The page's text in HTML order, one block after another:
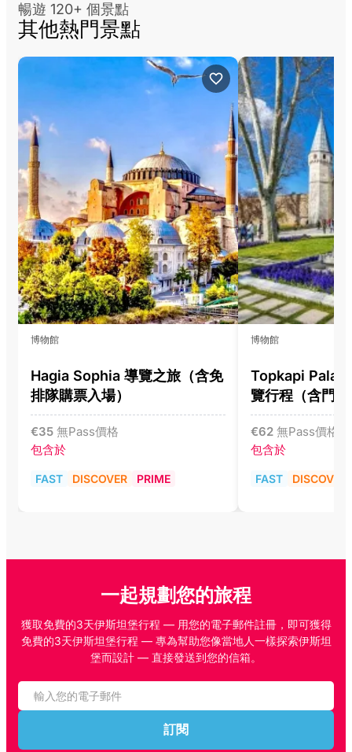
暢遊 120+ 個景點
其他熱門景點
博物館
Hagia Sophia 導覽之旅（含免
排隊購票入場）
€35 無Pass價格
包含於
FAST DISCOVER PRIME
博物館
Topkapi
覽行程（含門
€62 無Pass價格
包含於
FAST DISCOVER
一起規劃您的旅程
獲取免費的3天伊斯坦堡行程 — 用您的電子郵件註冊，即可獲得
免費的3天伊斯坦堡行程 — 專為幫助您像當地人一樣探索伊斯坦
堡而設計 — 直接發送到您的信箱。
訂閱